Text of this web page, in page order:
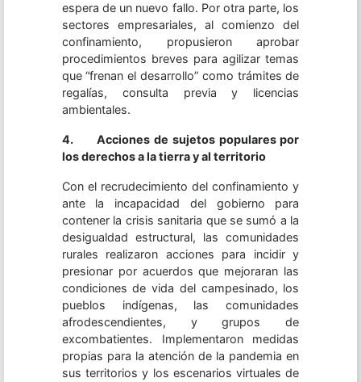
espera de un nuevo fallo. Por otra parte, los
sectores empresariales, al comienzo del
confinamiento, propusieron aprobar
procedimientos breves para agilizar temas
que “frenan el desarrollo” como trámites de
regalías, consulta previa y licencias
ambientales.
4. Acciones de sujetos populares por
los derechos a la tierra y al territorio
Con el recrudecimiento del confinamiento y
ante la incapacidad del gobierno para
contener la crisis sanitaria que se sumó a la
desigualdad estructural, las comunidades
rurales realizaron acciones para incidir y
presionar por acuerdos que mejoraran las
condiciones de vida del campesinado, los
pueblos indígenas, las comunidades
afrodescendientes, y grupos de
excombatientes. Implementaron medidas
propias para la atención de la pandemia en
sus territorios y los escenarios virtuales de